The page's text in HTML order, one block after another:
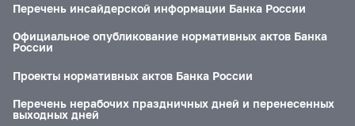
Перечень инсайдерской информации Банка России
Официальное опубликование нормативных актов Банка
России
Проекты нормативных актов Банка России
Перечень нерабочих праздничных дней и перенесенных
выходных дней